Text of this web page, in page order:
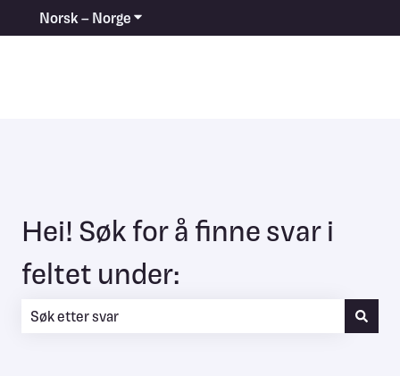
Norsk – NorgeVis undermeny for oversettelser
Hei! Søk for å finne svar i
feltet under: